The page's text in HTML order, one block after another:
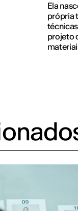
Ela
própria
projeto